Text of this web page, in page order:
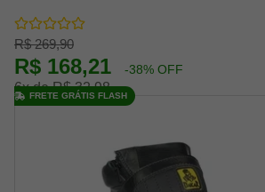
R$ 269,90
R$ 168,21 -38% OFF
6x de R$ 32,98
FRETE GRÁTIS FLASH